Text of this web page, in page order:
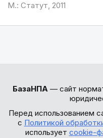
М.: Статут, 2011
БазаНПА — сайт
Перед использованием
с Политикой
использует cookie-